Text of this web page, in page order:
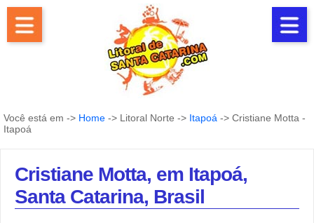
Você está em -> Home -> Litoral Norte -> Itapoá -> Cristiane Motta -
Itapoá
Cristiane Motta, em Itapoá,
Santa Catarina, Brasil